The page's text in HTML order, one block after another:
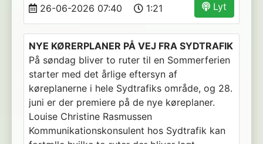
Lyt
26-06-2026 07:40 1:21
NYE KØRERPLANER PÅ VEJ FRA SYDTRAFIK
På søndag bliver to ruter til en Sommerferien
starter med det årlige eftersyn af
køreplanerne i hele Sydtrafiks område, og 28.
juni er der premiere på de nye køreplaner.
Louise Christine Rasmussen
Kommunikationskonsulent hos Sydtrafik kan